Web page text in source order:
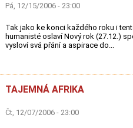
Pá, 12/15/2006 - 23:00
Tak jako ke konci každého roku i
humanisté oslaví Nový rok (27.12.)
vysloví svá přání a aspirace do...
TAJEMNÁ AFRIKA
Čt, 12/07/2006 - 23:00